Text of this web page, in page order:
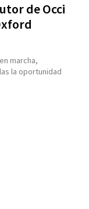
de Occi
marcha,
la oportunidad